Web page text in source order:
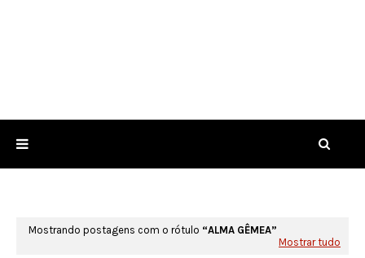
Mostrando postagens com o rótulo
ALMA GÊMEA
Mostrar tudo